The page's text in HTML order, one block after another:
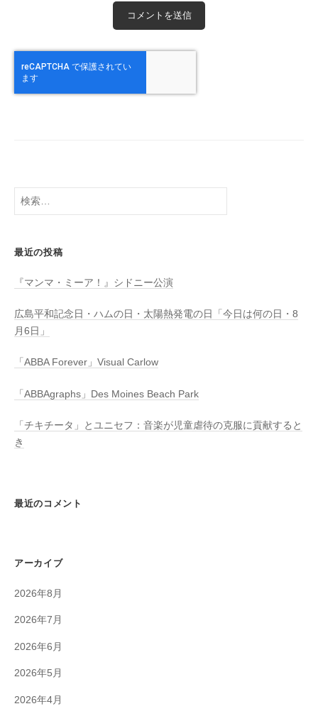
検
最近の投稿
『マンマ・ミーア！』シドニー公演
広島平和記念日・ハムの日・太陽熱発電の日「今日は何の日・8
月6日」
「ABBA Forever」Visual Carlow
「ABBAgraphs」Des Moines Beach Park
「チキチータ」とユニセフ：音楽が児童虐待の克服に貢献すると
き
最近のコメント
アーカイブ
2026年8月
2026年7月
2026年6月
2026年5月
2026年4月